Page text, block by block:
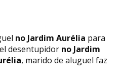
no Jardim Aurélia para
desentupidor no Jardim
, marido de aluguel faz